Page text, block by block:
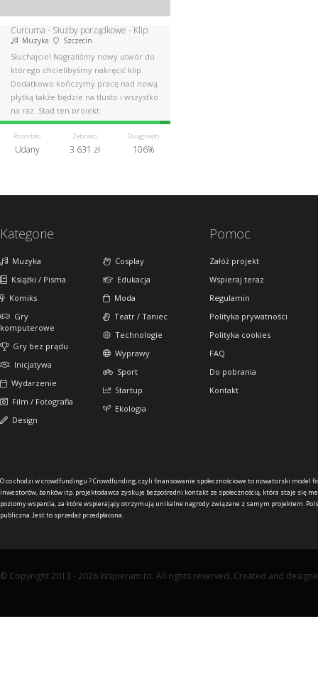
Curcuma - Służby porządkowe - Klip
Muzyka Szczecin
Słuchajcie! Nagraliśmy nowy utwór do
którego chcielibyśmy nakręcić klip.
Dodatkowo kończymy pracę nad nową
płytką także będzie na tłusto i wszystko
na raz. Stąd ten projekt.
Pozostało
Udany
Zebrano
3 631 zł
Osiągnięto
106%
Kategorie
Muzyka
Książki / Pisma
Komiks
Gry
komputerowe
Gry bez prądu
Inicjatywa
Wydarzenie
Film / Fotografia
Design
Cosplay
Edukacja
Moda
Teatr / Taniec
Technologie
Wyprawy
Sport
Startup
Ekologia
Pomoc
Załóż projekt
Wspieraj teraz
Regulamin
Polityka prywatności
Polityka cookies
FAQ
Do pobrania
Kontakt
O co chodzi w crowdfundingu ?Crowdfunding, czyli finansowanie społecznościowe to nowatorski model
inwestorów, banków itp. projektodawca zyskuje bezpośredni kontakt ze społecznością, która staje się
poziomy wsparcia, za które wspierający otrzymują unikalne nagrody związane z samym projektem.
publiczna. Jest to sprzedaż przedpłacona.
© Copyright 2013 - 2026 Wspieram.to. All rights reserved. Created and